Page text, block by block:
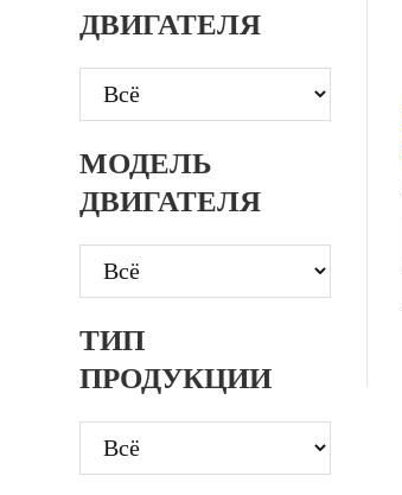
ДВИГАТЕЛЯ
МОДЕЛЬ
ДВИГАТЕЛЯ
ТИП
ПРОДУКЦИИ